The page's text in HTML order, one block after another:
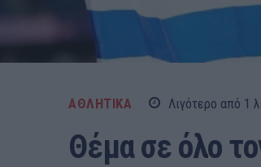
ΑΘΛΗΤΙΚΑ Λιγότερο από 1
Θέμα σε όλο